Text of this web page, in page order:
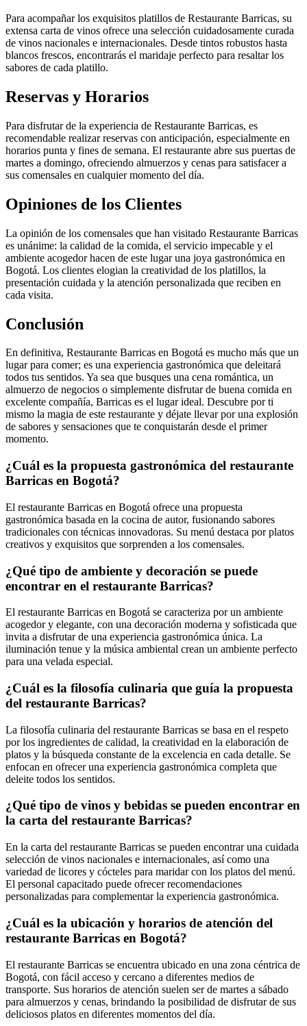
Para acompañar los exquisitos platillos de Restaurante Barricas, su
extensa carta de vinos ofrece una selección cuidadosamente curada
de vinos nacionales e internacionales. Desde tintos robustos hasta
blancos frescos, encontrarás el maridaje perfecto para resaltar los
sabores de cada platillo.
Reservas y Horarios
Para disfrutar de la experiencia de Restaurante Barricas, es
recomendable realizar reservas con anticipación, especialmente en
horarios punta y fines de semana. El restaurante abre sus puertas de
martes a domingo, ofreciendo almuerzos y cenas para satisfacer a
sus comensales en cualquier momento del día.
Opiniones de los Clientes
La opinión de los comensales que han visitado Restaurante Barricas
es unánime: la calidad de la comida, el servicio impecable y el
ambiente acogedor hacen de este lugar una joya gastronómica en
Bogotá. Los clientes elogian la creatividad de los platillos, la
presentación cuidada y la atención personalizada que reciben en
cada visita.
Conclusión
En definitiva, Restaurante Barricas en Bogotá es mucho más que un
lugar para comer; es una experiencia gastronómica que deleitará
todos tus sentidos. Ya sea que busques una cena romántica, un
almuerzo de negocios o simplemente disfrutar de buena comida en
excelente compañía, Barricas es el lugar ideal. Descubre por ti
mismo la magia de este restaurante y déjate llevar por una explosión
de sabores y sensaciones que te conquistarán desde el primer
momento.
¿Cuál es la propuesta gastronómica del restaurante
Barricas en Bogotá?
El restaurante Barricas en Bogotá ofrece una propuesta
gastronómica basada en la cocina de autor, fusionando sabores
tradicionales con técnicas innovadoras. Su menú destaca por platos
creativos y exquisitos que sorprenden a los comensales.
¿Qué tipo de ambiente y decoración se puede
encontrar en el restaurante Barricas?
El restaurante Barricas en Bogotá se caracteriza por un ambiente
acogedor y elegante, con una decoración moderna y sofisticada que
invita a disfrutar de una experiencia gastronómica única. La
iluminación tenue y la música ambiental crean un ambiente perfecto
para una velada especial.
¿Cuál es la filosofía culinaria que guía la propuesta
del restaurante Barricas?
La filosofía culinaria del restaurante Barricas se basa en el respeto
por los ingredientes de calidad, la creatividad en la elaboración de
platos y la búsqueda constante de la excelencia en cada detalle. Se
enfocan en ofrecer una experiencia gastronómica completa que
deleite todos los sentidos.
¿Qué tipo de vinos y bebidas se pueden encontrar en
la carta del restaurante Barricas?
En la carta del restaurante Barricas se pueden encontrar una cuidada
selección de vinos nacionales e internacionales, así como una
variedad de licores y cócteles para maridar con los platos del menú.
El personal capacitado puede ofrecer recomendaciones
personalizadas para complementar la experiencia gastronómica.
¿Cuál es la ubicación y horarios de atención del
restaurante Barricas en Bogotá?
El restaurante Barricas se encuentra ubicado en una zona céntrica de
Bogotá, con fácil acceso y cercano a diferentes medios de
transporte. Sus horarios de atención suelen ser de martes a sábado
para almuerzos y cenas, brindando la posibilidad de disfrutar de sus
deliciosos platos en diferentes momentos del día.